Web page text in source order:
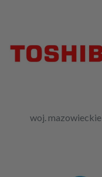
woj. mazowieckie